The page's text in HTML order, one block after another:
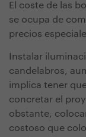
El coste de las
se ocupa de
precios
Instalar
candelabros,
implica tener
concretar el
obstante,
costoso que